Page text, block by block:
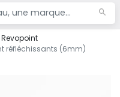
Revopoint
réfléchissants (6mm)